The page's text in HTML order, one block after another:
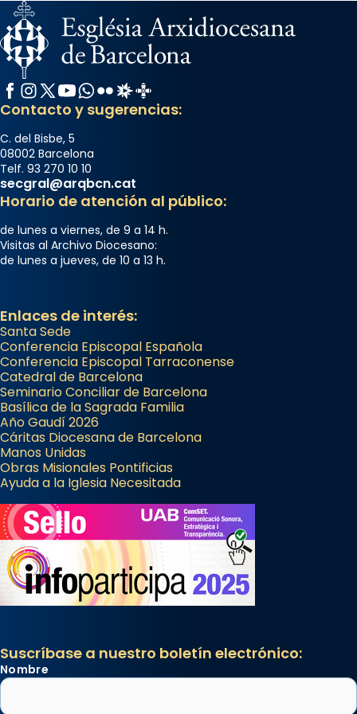
Facebook
Instagram
X / Twitter
YouTube
WhatsApp
FlickrRadio Estel
Catalunya Cristiana
Contacto y sugerencias:
C. del Bisbe, 5
08002 Barcelona
Telf. 93 270 10 10
secgral@arqbcn.cat
Horario de atención al público:
de lunes a viernes, de 9 a 14 h.
Visitas al Archivo Diocesano:
de lunes a jueves, de 10 a 13 h.
Enlaces de interés:
Santa Sede
Conferencia Episcopal Española
Conferencia Episcopal Tarraconense
Catedral de Barcelona
Seminario Conciliar de Barcelona
Basílica de la Sagrada Familia
Año Gaudí 2026
Cáritas Diocesana de Barcelona
Manos Unidas
Obras Misionales Pontificias
Ayuda a la Iglesia Necesitada
Suscríbase a nuestro boletín electrónico:
Nombre